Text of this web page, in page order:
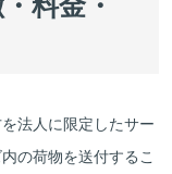
法人に限定したサー
の荷物を送付するこ